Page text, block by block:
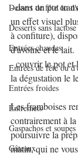
Dessert de fête ou
Desserts sans lactose
Entrées chaudes
Entrées de fête ou
Entrées froides
Entremets
Gaspachos et
Gâteaux
- dans un pot
un effet visuel
à confiture),
d'avoine et le lait.
- couvrir le pot et
la dégustation le
Les framboises
contrairement à
poursuivre la
matin, qui ne